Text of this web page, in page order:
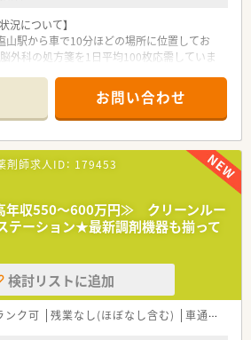
況について】
駅から車で10分ほどの場所に位置してお
脳外科の処方箋を1日平均100枚応需していま
たに眼科の応需も開始される予定であり、こ
い疾患領域の知見を深めることが可能です。
2名の体制で運営しており、施設2件および個
も取り組んでいる地域密着型の店舗です。
】
として年間休日は110日から115日前後とな
の取得率も高くメリハリのある働き方ができ
成を目的として複数の店舗を経験する機会を
しっかり行われており、他店舗からのヘルプ
るため一人に業務が集中しすぎない環境で
お問い合わせ
剤師求人ID： 179453
年収550～600万円≫ クリーンルー
ーション★最新調剤機器も揃って
検討リストに追加
ンク可 残業なし(ほぼなし含む) 車通勤可